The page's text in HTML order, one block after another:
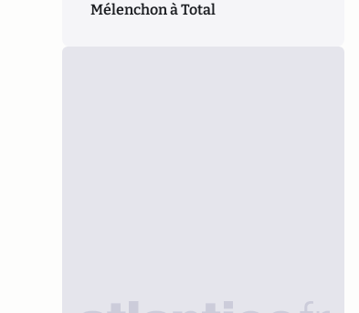
Mélenchon à Total